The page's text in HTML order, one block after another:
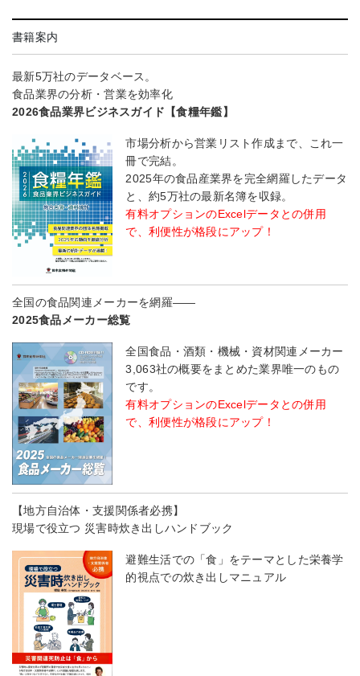
書籍案内
最新5万社のデータベース。
食品業界の分析・営業を効率化
2026食品業界ビジネスガイド【食糧年鑑】
市場分析から営業リスト作成まで、これ一
冊で完結。
2025年の食品産業界を完全網羅したデータ
と、約5万社の最新名簿を収録。
有料オプションのExcelデータとの併用
で、利便性が格段にアップ！
全国の食品関連メーカーを網羅――
2025食品メーカー総覧
全国食品・酒類・機械・資材関連メーカー
3,063社の概要をまとめた業界唯一のもの
です。
有料オプションのExcelデータとの併用
で、利便性が格段にアップ！
【地方自治体・支援関係者必携】
現場で役立つ 災害時炊き出しハンドブック
避難生活での「食」をテーマとした栄養学
的視点での炊き出しマニュアル